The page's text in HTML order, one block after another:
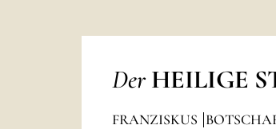
Der HEILIGE
FRANZISKUS